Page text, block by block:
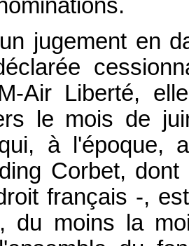
jugement en
Air Liberté,
le mois de
à l'époque,
Corbet,
français -,
du moins la